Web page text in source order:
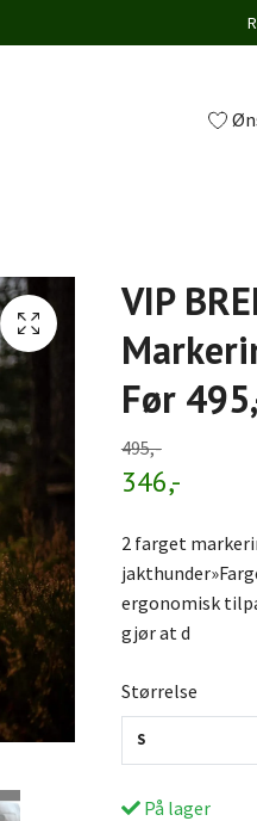
VIP
Før
495,-
346,-
2 farget
ergonomisk
gjør at d
Størrelse
S
På lager